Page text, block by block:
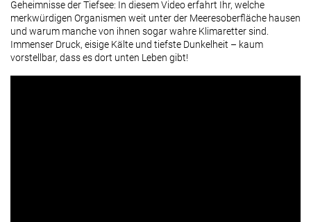
Geheimnisse der Tiefsee: In diesem Video erfahrt Ihr, welche
merkwürdigen Organismen weit unter der Meeresoberfläche hausen
und warum manche von ihnen sogar wahre Klimaretter sind.
Immenser Druck, eisige Kälte und tiefste Dunkelheit – kaum
vorstellbar, dass es dort unten Leben gibt!